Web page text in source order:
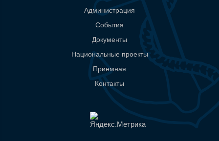
Администрация
События
Документы
Национальные проекты
Приемная
Контакты